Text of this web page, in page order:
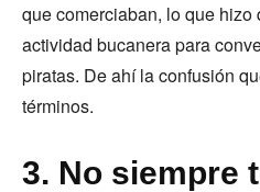
que comerciaban, lo que
actividad bucanera para
piratas. De ahí la confusión
términos.
3. No siempre